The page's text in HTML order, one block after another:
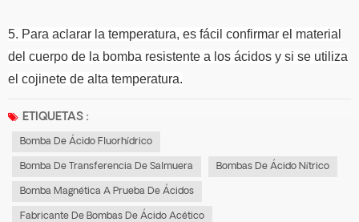
5. Para aclarar la temperatura, es fácil confirmar el material
del cuerpo de la bomba resistente a los ácidos y si se utiliza
el cojinete de alta temperatura.
ETIQUETAS :
Bomba De Ácido Fluorhídrico
Bomba De Transferencia De Salmuera Bombas De Ácido Nítrico
Bomba Magnética A Prueba De Ácidos
Fabricante De Bombas De Ácido Acético